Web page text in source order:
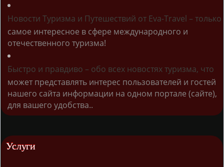
Новости Туризма и Путешествий от Eva-Travel – только
самое интересное в сфере международного и
отечественного туризма!
Быстро и правдиво – обо всех новостях туризма, что
может представлять интерес пользователей и гостей
нашего сайта информации на одном портале (сайте),
для вашего удобства..
Услуги